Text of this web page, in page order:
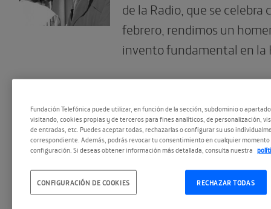
de la Radio, que se celebra
febrero, rendimos un
invento fundamental en la
25.06.2015
La piscina de
Siguiendo nuestra
nuestras exposiciones con
Fundación Telefónica puede utilizar, en función de la sección, subdominio o
visitando, cookies propias y de terceros para fines analíticos, de personalización,
de entradas, etc. Puedes aceptar todas, rechazarlas o configurar su uso
correspondiente. Además, podrás revocar tu consentimiento en cualquier momento
configuración. Si deseas obtener información más detallada, consulta nuestra
RECHAZAR TODAS
CONFIGURACIÓN DE COOKIES